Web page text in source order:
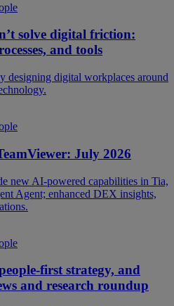
solve digital friction:
and tools
designing digital workplaces around
July 2026
new AI-powered capabilities in Tia,
Agent; enhanced DEX insights,
first strategy, and
and research roundup